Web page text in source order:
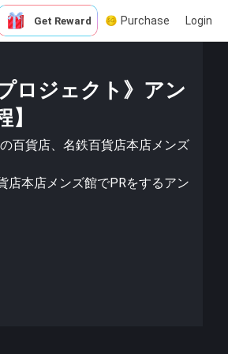
Get Reward Purchase Login
ロジェクト》アン
百貨店、名鉄百貨店本店メンズ
店本店メンズ館でPRをするアン